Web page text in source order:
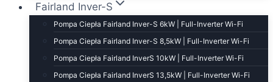
Fairland Inver-S
Pompa Ciepła Fairland Inver-S 6kW | Full-Inverter Wi-Fi
Pompa Ciepła Fairland Inver-S 8,5kW | Full-Inverter Wi-Fi
Pompa Ciepła Fairland InverS 10kW | Full-Inverter Wi-Fi
Pompa Ciepła Fairland InverS 13,5kW | Full-Inverter Wi-Fi